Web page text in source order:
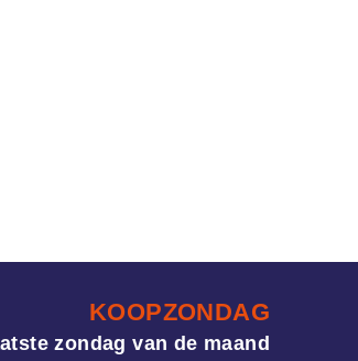
KOOPZONDAG
zondag van de maand